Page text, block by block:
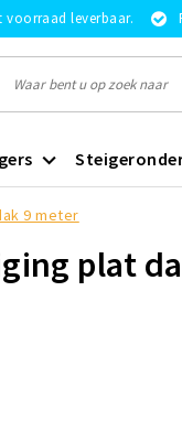
voorraad leverbaar.
9 meter
plat